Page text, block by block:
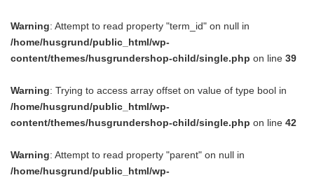
Warning: Attempt to read property "term_id" on null in
/home/husgrund/public_html/wp-
content/themes/husgrundershop-child/single.php on line 39
Warning: Trying to access array offset on value of type bool in
/home/husgrund/public_html/wp-
content/themes/husgrundershop-child/single.php on line 42
Warning: Attempt to read property "parent" on null in
/home/husgrund/public_html/wp-